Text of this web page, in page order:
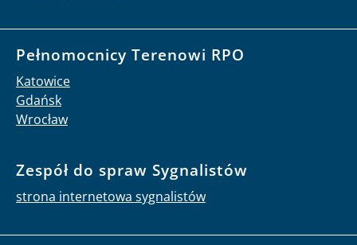
Pełnomocnicy Terenowi RPO
Katowice
Gdańsk
Wrocław
Zespół do spraw Sygnalistów
strona internetowa sygnalistów